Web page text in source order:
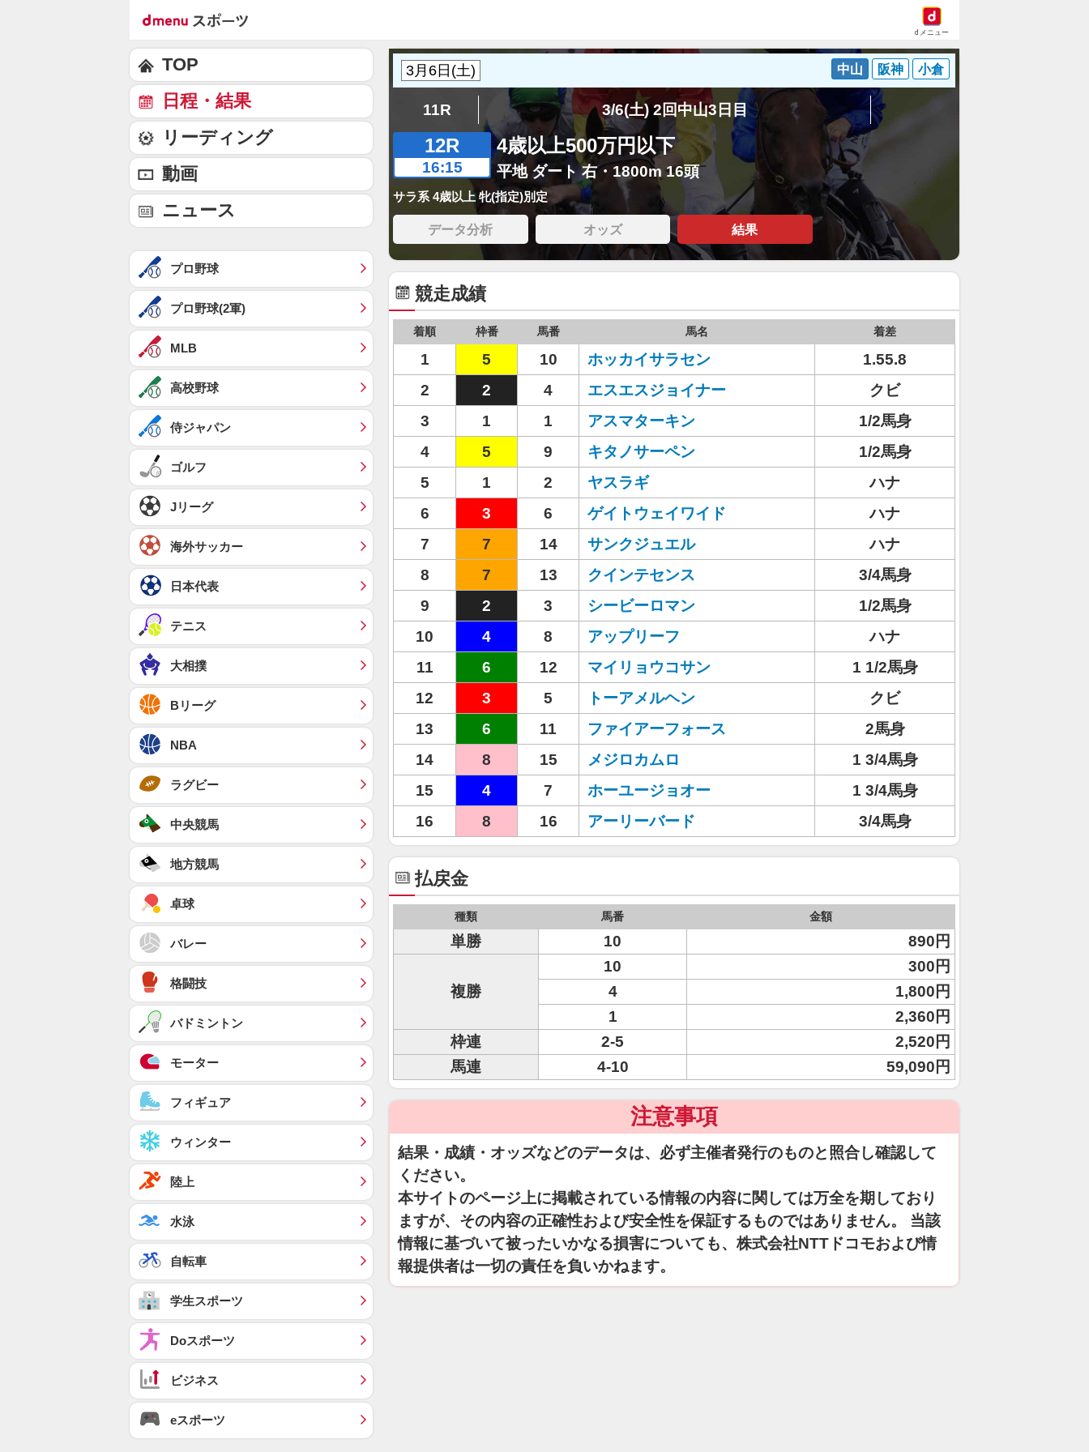
dメニュー
中山 阪神 小倉
11R 3/6(土) 2回中山3日目
12R
16:15
4歳以上500万円以下
平地 ダート 右・1800m 16頭
サラ系 4歳以上 牝(指定)別定
データ分析 オッズ 結果
競走成績
着順 枠番 馬番 馬名 着差
1 5 10 ホッカイサラセン
1.55.8
2
2 4 エスエスジョイナー
クビ
3
1 1 アスマターキン
1/2馬身
4
5 9 キタノサーペン
1/2馬身
5
1 2 ヤスラギ
ハナ
6
3 6 ゲイトウェイワイド
ハナ
7
7 14 サンクジュエル
ハナ
8
7 13 クインテセンス
3/4馬身
9
2 3 シービーロマン
1/2馬身
10
4 8 アップリーフ
ハナ
11
6 12 マイリョウコサン
1 1/2馬身
12
3 5 トーアメルヘン
クビ
13
6 11 ファイアーフォース
2馬身
14
8 15 メジロカムロ
1 3/4馬身
15
4 7 ホーユージョオー
1 3/4馬身
16
8 16 アーリーバード 3/4馬身
払戻金
種類 馬番 金額
単勝 10 890円
複勝
10
300円
4
1,800円
1
2,360円
枠連
2-5
2,520円
馬連
4-10 59,090円
注意事項
結果・成績・オッズなどのデータは、必ず主催者発行のものと照合し確認して
ください。
本サイトのページ上に掲載されている情報の内容に関しては万全を期しており
ますが、その内容の正確性および安全性を保証するものではありません。 当該
情報に基づいて被ったいかなる損害についても、株式会社NTTドコモおよび情
報提供者は一切の責任を負いかねます。
TOP
日程・結果
リーディング
動画
ニュース
プロ野球
プロ野球(2軍)
MLB
高校野球
侍ジャパン
ゴルフ
Jリーグ
海外サッカー
日本代表
テニス
大相撲
Bリーグ
NBA
ラグビー
中央競馬
地方競馬
卓球
バレー
格闘技
バドミントン
モーター
フィギュア
ウィンター
陸上
水泳
自転車
学生スポーツ
Doスポーツ
ビジネス
eスポーツ